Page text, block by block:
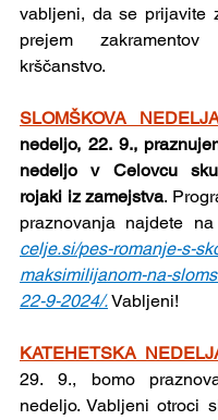
vabljeni, da se prijavite
prejem
krščanstvo.
SLOMŠKOVA
nedeljo, 22. 9.,
nedeljo v Celovcu
rojaki iz zamejstva.
praznovanja najdete na
celje.si/pes-romanje-s-
maksimilijanom-na-
22-9-2024/. Vabljeni!
KATEHETSKA
29. 9., bomo
nedeljo. Vabljeni otroci